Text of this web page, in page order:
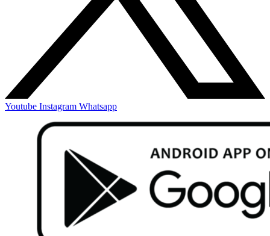
Youtube Instagram Whatsapp